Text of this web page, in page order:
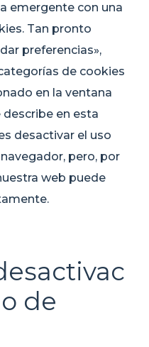
emergente con una
Tan pronto
preferencias»,
de cookies
en la ventana
en esta
desactivar el uso
pero, por
web puede
de